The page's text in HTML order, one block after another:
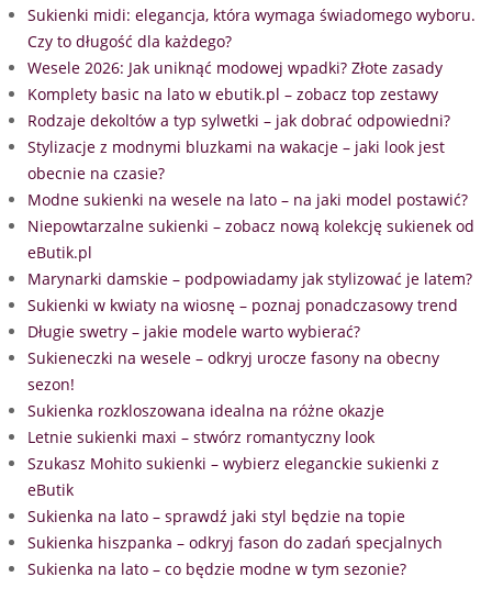
Sukienki midi: elegancja, która wymaga świadomego wyboru.
Czy to długość dla każdego?
Wesele 2026: Jak uniknąć modowej wpadki? Złote zasady
Komplety basic na lato w ebutik.pl – zobacz top zestawy
Rodzaje dekoltów a typ sylwetki – jak dobrać odpowiedni?
Stylizacje z modnymi bluzkami na wakacje – jaki look jest
obecnie na czasie?
Modne sukienki na wesele na lato – na jaki model postawić?
Niepowtarzalne sukienki – zobacz nową kolekcję sukienek od
eButik.pl
Marynarki damskie – podpowiadamy jak stylizować je latem?
Sukienki w kwiaty na wiosnę – poznaj ponadczasowy trend
Długie swetry – jakie modele warto wybierać?
Sukieneczki na wesele – odkryj urocze fasony na obecny
sezon!
Sukienka rozkloszowana idealna na różne okazje
Letnie sukienki maxi – stwórz romantyczny look
Szukasz Mohito sukienki – wybierz eleganckie sukienki z
eButik
Sukienka na lato – sprawdź jaki styl będzie na topie
Sukienka hiszpanka – odkryj fason do zadań specjalnych
Sukienka na lato – co będzie modne w tym sezonie?